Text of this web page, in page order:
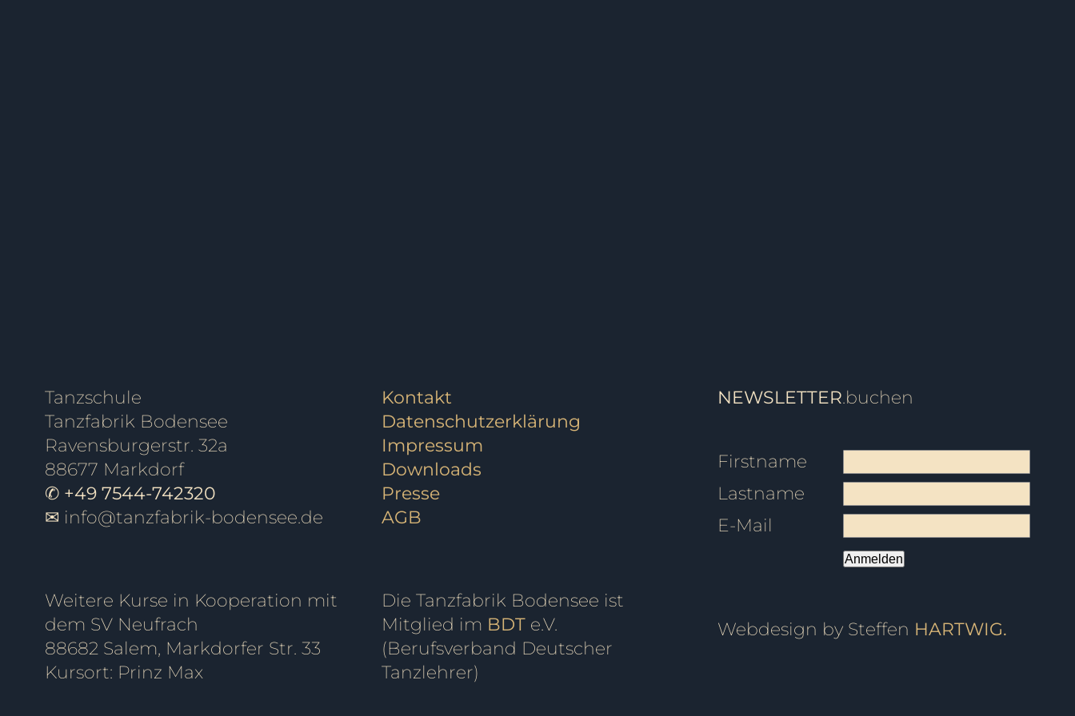
Tanzschule
Tanzfabrik Bodensee
Ravensburgerstr. 32a
88677 Markdorf
✆ +49 7544-742320
✉ info@tanzfabrik-bodensee.de
Weitere Kurse in Kooperation mit
dem SV Neufrach
88682 Salem, Markdorfer Str. 33
Kursort: Prinz Max
Kontakt
Datenschutzerklärung
Impressum
Downloads
Presse
AGB
Die Tanzfabrik Bodensee ist
Mitglied im BDT e.V.
(Berufsverband Deutscher
Tanzlehrer)
NEWSLETTER.buchen
Firstname
Lastname
E-Mail
Anmelden
Webdesign by Steffen HARTWIG.